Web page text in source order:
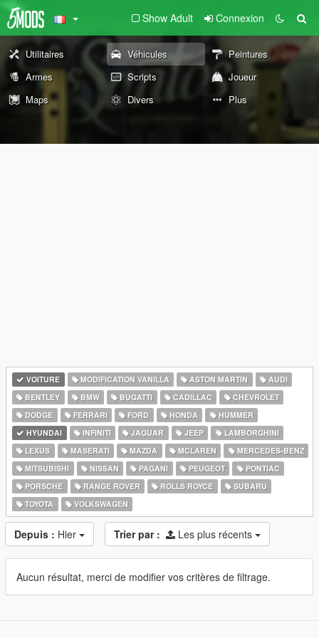
Show Adult Connexion
Utilitaires Véhicules
Peintures
Armes
Scripts
Joueur
Maps
Divers Plus
VOITURE MODIFICATION VANILLA ASTON MARTIN
AUDI
BENTLEY
BMW BUGATTI CADILLAC
CHEVROLET
DODGE
FERRARI FORD HONDA
HUMMER
HYUNDAI
INFINITI JAGUAR JEEP
LAMBORGHINI
LEXUS
MASERATI MAZDA MCLAREN
MERCEDES-BENZ
MITSUBISHI
NISSAN PAGANI PEUGEOT
PONTIAC
PORSCHE
RANGE ROVER ROLLS ROYCE
SUBARU
TOYOTA
VOLKSWAGEN
Depuis : Hier Trier par : Les plus récents
Aucun résultat, merci de modifier vos critères de filtrage.